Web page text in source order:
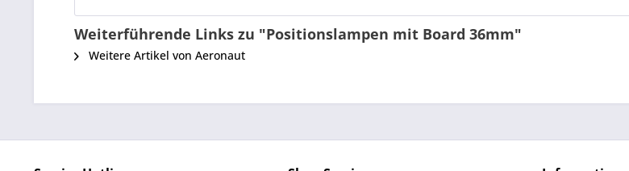
Weiterführende Links zu "Positionslampen mit Board 36mm"
Weitere Artikel von Aeronaut